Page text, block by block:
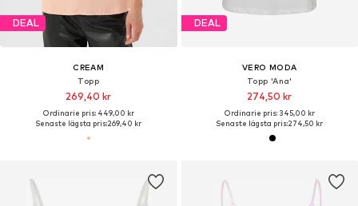
DEAL
CREAM
Topp
269,40 kr
Ordinarie pris: 449,00 kr
Senaste lägsta pris:269,40 kr
DEAL
VERO MODA
Topp 'Ana'
274,50 kr
Ordinarie pris: 345,00 kr
Senaste lägsta pris:274,50 kr